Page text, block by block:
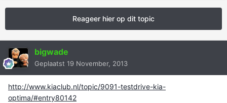
Reageer hier op dit topic
bigwade
Geplaatst 19 November, 2013
http://www.kiaclub.nl/topic/9091-testdrive-kia-
optima/#entry80142